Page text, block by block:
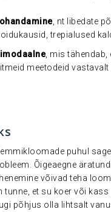
, nt libedate
trepialused
, mis tähendab,
meetodeid
puhul
Õigeaegne
võivad teha
tunne, et su koer või kass
põhjus olla lihtsalt